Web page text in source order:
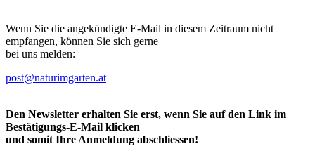
Wenn Sie die angekündigte E-Mail in diesem Zeitraum nicht
empfangen, können Sie sich gerne
bei uns melden:
post@naturimgarten.at
Den Newsletter erhalten Sie erst, wenn Sie auf den Link im
Bestätigungs-E-Mail klicken
und somit Ihre Anmeldung abschliessen!